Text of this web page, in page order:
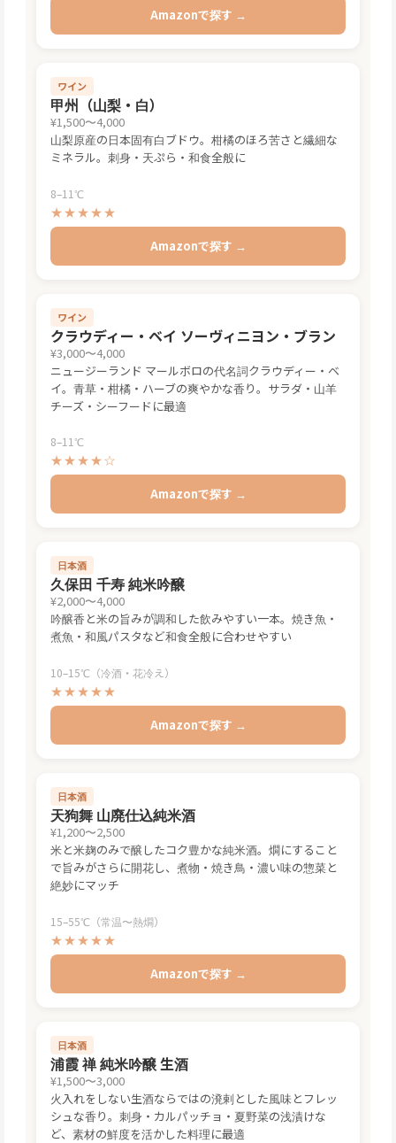
Amazonで探す →
ワイン
甲州（山梨・白）
¥1,500〜4,000
山梨原産の日本固有白ブドウ。柑橘のほろ苦さと繊細な
ミネラル。刺身・天ぷら・和食全般に
8–11℃
★★★★★
Amazonで探す →
ワイン
クラウディー・ベイ ソーヴィニヨン・ブラン
¥3,000〜4,000
ニュージーランド マールボロの代名詞クラウディー・ベ
イ。青草・柑橘・ハーブの爽やかな香り。サラダ・山羊
チーズ・シーフードに最適
8–11℃
★★★★☆
Amazonで探す →
日本酒
久保田 千寿 純米吟醸
¥2,000〜4,000
吟醸香と米の旨みが調和した飲みやすい一本。焼き魚・
煮魚・和風パスタなど和食全般に合わせやすい
10–15℃（冷酒・花冷え）
★★★★★
Amazonで探す →
日本酒
天狗舞 山廃仕込純米酒
¥1,200〜2,500
米と米麹のみで醸したコク豊かな純米酒。燗にすること
で旨みがさらに開花し、煮物・焼き鳥・濃い味の惣菜と
絶妙にマッチ
15–55℃（常温〜熱燗）
★★★★★
Amazonで探す →
日本酒
浦霞 禅 純米吟醸 生酒
¥1,500〜3,000
火入れをしない生酒ならではの溌剌とした風味とフレッ
シュな香り。刺身・カルパッチョ・夏野菜の浅漬けな
ど、素材の鮮度を活かした料理に最適